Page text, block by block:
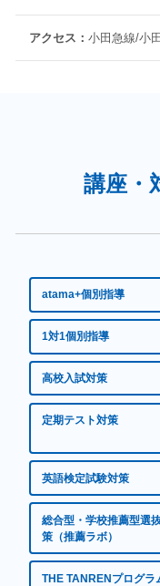
料体験・個別学習相
止対応を徹底した上
アクセス： 小田急線/小
講座・
atama+個別指導
1対1個別指導
高校入試対策
定期テスト対策
英語検定試験対策
総合型・学校推薦型選
策（推薦ラボ）
THE TANRENプログラ